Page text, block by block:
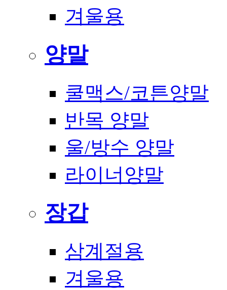
겨울용
양말
쿨맥스/코튼양말
반목 양말
울/방수 양말
라이너양말
장갑
삼계절용
겨울용